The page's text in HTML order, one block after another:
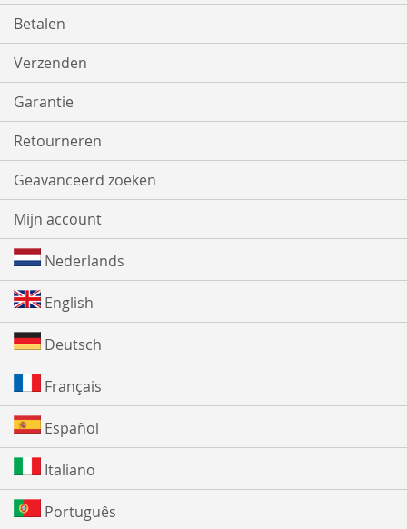
Betalen
Verzenden
Garantie
Retourneren
Geavanceerd zoeken
Mijn account
Nederlands
English
Deutsch
Français
Español
Italiano
Português